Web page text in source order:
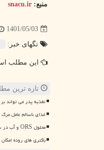
منبع: snacu.ir
1401/05/03
تگهای خبر:
این مطلب
تازه ترین
تغذیه پدر می تواند
غذای ناسالم عامل مرگ ۱ و نیم میلیون نفر در جهان
محلول ORS و آب در سفر اربعین فراموش نشود
باکتری های روده